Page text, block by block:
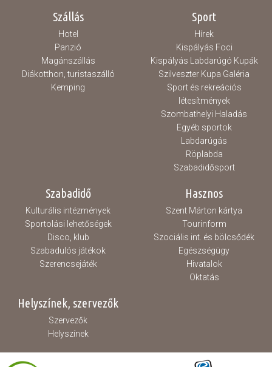
Szállás
Hotel
Panzió
Magánszállás
Diákotthon, turistaszálló
Kemping
Sport
Hírek
Kispályás Foci
Kispályás Labdarúgó Kupák
Szilveszter Kupa Galéria
Sport és rekreációs
létesítmények
Szombathelyi Haladás
Egyéb sportok
Labdarúgás
Röplabda
Szabadidősport
Szabadidő
Kulturális intézmények
Sportolási lehetőségek
Disco, klub
Szabadulós játékok
Szerencsejáték
Hasznos
Szent Márton kártya
Tourinform
Szociális int. és bölcsődék
Egészségügy
Hivatalok
Oktatás
Helyszínek, szervezők
Szervezők
Helyszínek